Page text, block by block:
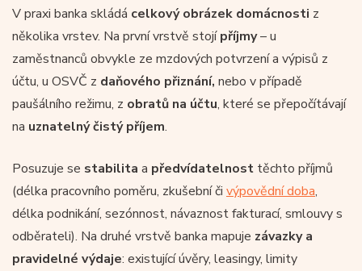
V praxi banka skládá celkový obrázek domácnosti z
několika vrstev. Na první vrstvě stojípříjmy– u
zaměstnanců obvykle ze mzdových potvrzení a výpisů z
účtu, u OSVČ z daňového přiznání, nebo v případě
paušálního režimu, z obratů na účtu, které se přepočítávají
na uznatelný čistý příjem.
Posuzuje se stabilita a předvídatelnost těchto příjmů
(délka pracovního poměru, zkušební či výpovědní doba,
délka podnikání, sezónnost, návaznost fakturací, smlouvy s
odběrateli). Na druhé vrstvě banka mapuje závazky a
pravidelné výdaje: existující úvěry, leasingy, limity